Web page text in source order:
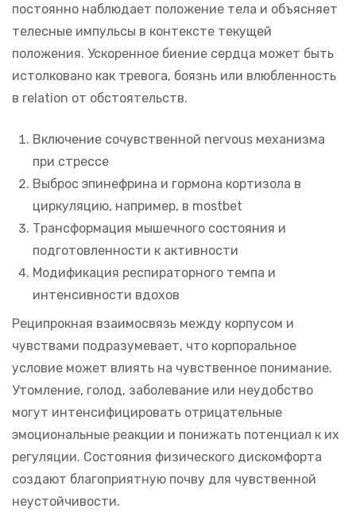
постоянно наблюдает положение тела и объясняет
телесные импульсы в контексте текущей
положения. Ускоренное биение сердца может быть
истолковано как тревога, боязнь или влюбленность
в relation от обстоятельств.
Включение сочувственной nervous механизма
при стрессе
Выброс эпинефрина и гормона кортизола в
циркуляцию, например, в mostbet
Трансформация мышечного состояния и
подготовленности к активности
Модификация респираторного темпа и
интенсивности вдохов
Реципрокная взаимосвязь между корпусом и
чувствами подразумевает, что корпоральное
условие может влиять на чувственное понимание.
Утомление, голод, заболевание или неудобство
могут интенсифицировать отрицательные
эмоциональные реакции и понижать потенциал к их
регуляции. Состояния физического дискомфорта
создают благоприятную почву для чувственной
неустойчивости.